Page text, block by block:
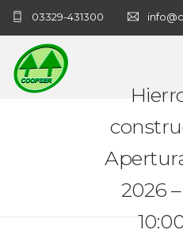
03329-431300
2026